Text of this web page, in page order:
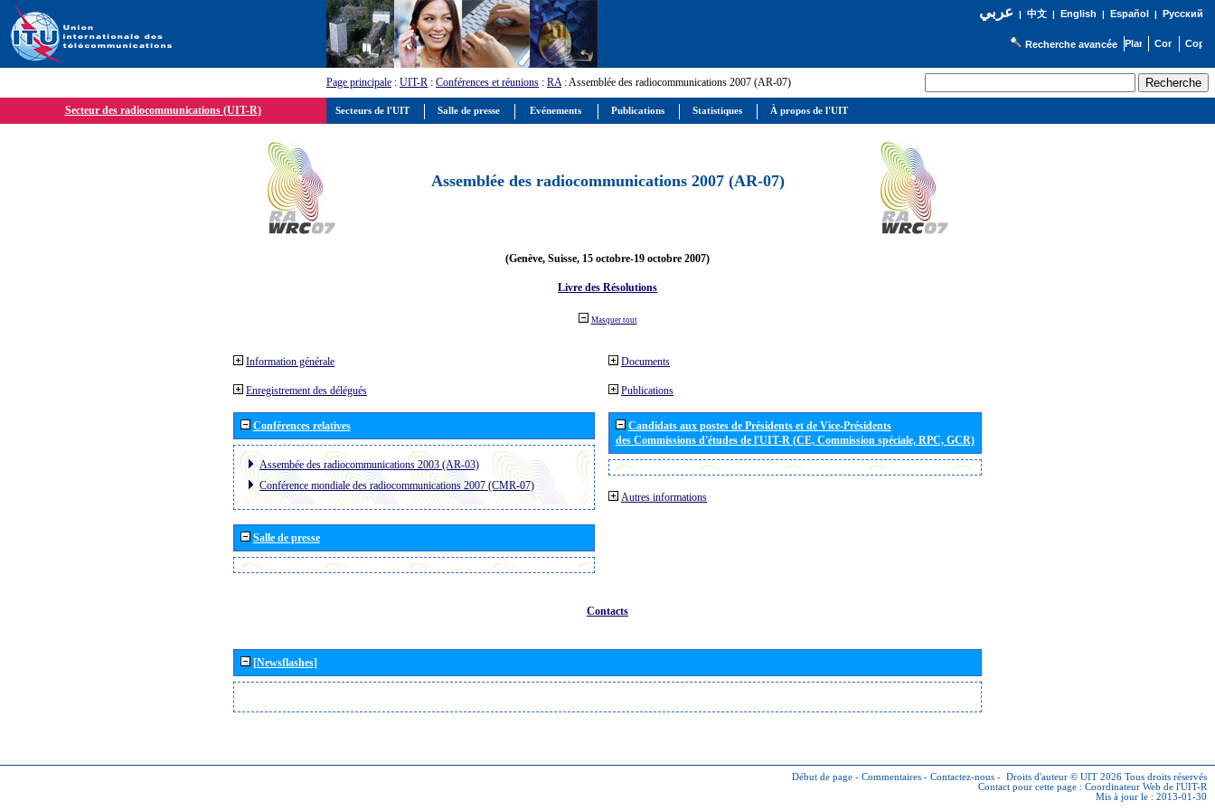
عربي| 中文| English | Español | Русский
Recherche avancée
Page principale : UIT-R : Conférences et réunions : RA: Assemblée des radiocommunications 2007 (AR-07)
Secteur des radiocommunications (UIT-R)
Assemblée des radiocommunications 2007 (AR-07)
(Genève, Suisse, 15 octobre-19 octobre 2007)
Livre des Résolutions
Masquer tout
Information générale
Enregistrement des délégués
Conférences relatives
Assembée des radiocommunications 2003 (AR-03)
Conférence mondiale des radiocommunications 2007 (CMR-07)
Salle de presse
Documents
Publications
Candidats aux postes de Présidents et de Vice-Présidents
des Commissions d'études de l'UIT-R (CE, Commission spéciale, RPC, GCR)
Autres informations
Contacts
[Newsflashes]
Début de page - Commentaires - Contactez-nous - Droits d'auteur © UIT 2026 Tous droits réservés
Contact pour cette page : Coordinateur Web de l'UIT-R
Mis à jour le : 2013-01-30
Secteurs de l'UIT Salle de presse Evénements Publications Statistiques À propos de l'UIT